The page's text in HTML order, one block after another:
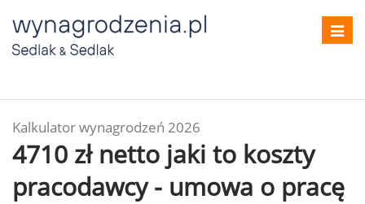
Kalkulator wynagrodzeń 2026
4710 zł netto jaki to koszty
pracodawcy - umowa o pracę